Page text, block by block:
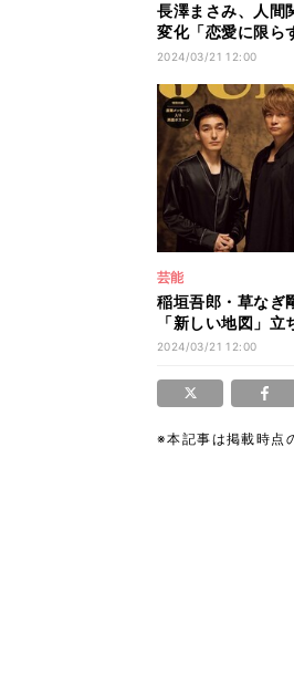
長澤まさみ、人間
変化「恋愛に限ら
るって幸せ」
2024/03/21 12:00
芸能
稲垣吾郎・草なぎ
「新しい地図」
に変化
2024/03/21 12:00
※本記事は掲載時点